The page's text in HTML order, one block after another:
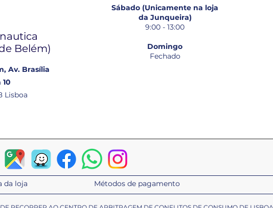
Belém​)
Av. Brasília
10
Lisboa
Sábado (Unicamente na loja
da Junqueira)
9:00 - 13:00
Domingo
Fechado
da loja Métodos de pagamento